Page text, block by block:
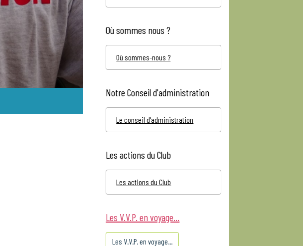
Où sommes nous ?
Où sommes-nous ?
Notre Conseil d'administration
Le conseil d'administration
Les actions du Club
Les actions du Club
Les V.V.P. en voyage...
Les V.V.P. en voyage...